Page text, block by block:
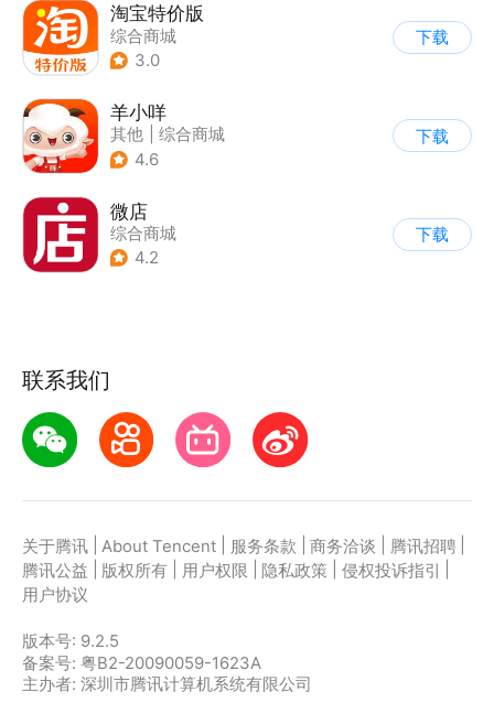
淘宝特价版
综合商城
3.0
下载
羊小咩
其他
综合商城
4.6
下载
微店
综合商城
4.2
下载
联系我们
关于腾讯 About Tencent 服务条款 商务洽谈 腾讯招聘
腾讯公益
版权所有 用户权限 隐私政策 侵权投诉指引
用户协议
版本号: 9.2.5
备案号: 粤B2-20090059-1623A
主办者: 深圳市腾讯计算机系统有限公司